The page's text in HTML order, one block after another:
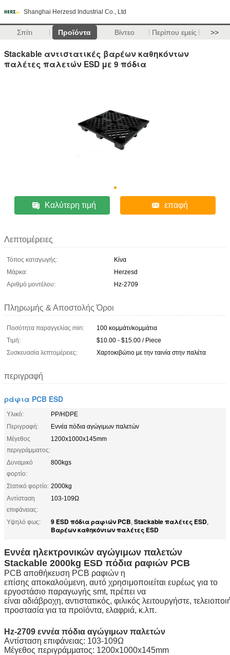
Shanghai Herzesd Industrial Co., Ltd
Σπίτι Προϊόντα Βίντεο Περίπου εμείς >>
Stackable αντιστατικές βαρέων καθηκόντων
παλέτες παλετών ESD με 9 πόδια
Καλύτερη τιμή επαφή
Λεπτομέρειες
Τόπος καταγωγής:
Κίνα
Μάρκα:
Herzesd
Αριθμό μοντέλου:
Hz-2709
Πληρωμής & Αποστολής Όροι
Ποσότητα παραγγελίας min:
100 κομμάτι/κομμάτια
Τιμή:
$10.00 - $15.00 / Piece
Συσκευασία λεπτομέρειες:
Χαρτοκιβώτιο με την ταινία στην παλέτα
περιγραφή
ράφια PCB ESD
Υλικό:
PP/HDPE
Περιγραφή:
Εννέα πόδια αγώγιμων παλετών
Μέγεθος
περιγράμματος:
1200x1000x145mm
Δυναμικό
φορτίο:
800kgs
Στατικό φορτίο: 2000kg
Αντίσταση
επιφάνειας:
103-109Ω
Υψηλό φως: 9 ESD πόδια ραφιών PCB, Stackable παλέτες ESD,
Βαρέων καθηκόντων παλέτες ESD
Εννέα ηλεκτρονικών αγώγιμων παλετών
Stackable 2000kg ESD πόδια ραφιών PCB
PCB αποθήκευση PCB ραφιών η
επίσης αποκαλούμενη, αυτό χρησιμοποιείται ευρέως για το
εργοστάσιο παραγωγής smt, πρέπει να
είναι αδιάβροχη, αντιστατικός, φιλικός λειτουργήστε,
προστασία για τα προϊόντα, ελαφριά, κ.λπ.
Hz-2709 εννέα πόδια αγώγιμων παλετών
Αντίσταση επιφάνειας: 103-109Ω
Μέγεθος περιγράμματος: 1200x1000x145mm